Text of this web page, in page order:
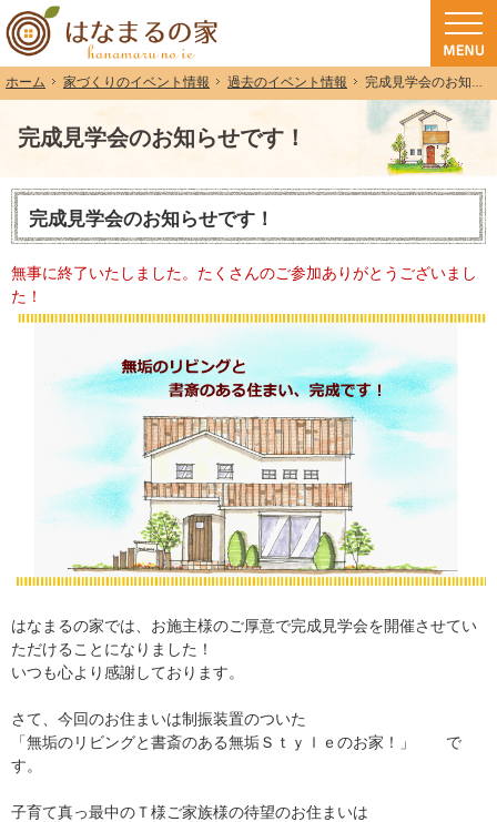
ホーム 家づくりのイベント情報 過去のイベント情報 完成見学会のお知らせです！
完成見学会のお知らせです！
和歌山（和歌山市・岩出市・海南市・紀の川市）で注文住宅(長期優良住宅・
注文住宅・高気密高断熱・長期優良住宅・ZEH・耐震なら（和歌山・和歌山市）
完成見学会のお知らせです！
無事に終了いたしました。たくさんのご参加ありがとうございまし
た！
はなまるの家では、お施主様のご厚意で完成見学会を開催させてい
ただけることになりました！
いつも心より感謝しております。
さて、今回のお住まいは制振装置のついた
「無垢のリビングと書斎のある無垢Ｓｔｙｌｅのお家！」 で
す。
子育て真っ最中のＴ様ご家族様の待望のお住まいは